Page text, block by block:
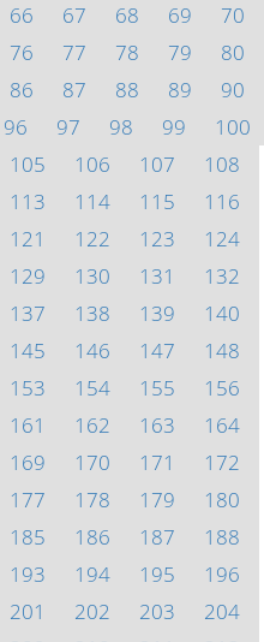
66 67 68 69
70
76 77 78 79
80
86 87 88 89
90
96 97 98 99
100
105 106 107
108
113 114 115
116
121 122 123
124
129 130 131
132
137 138 139
140
145 146 147
148
153 154 155
156
161 162 163
164
169 170 171
172
177 178 179
180
185 186 187
188
193 194 195
196
201 202 203
204